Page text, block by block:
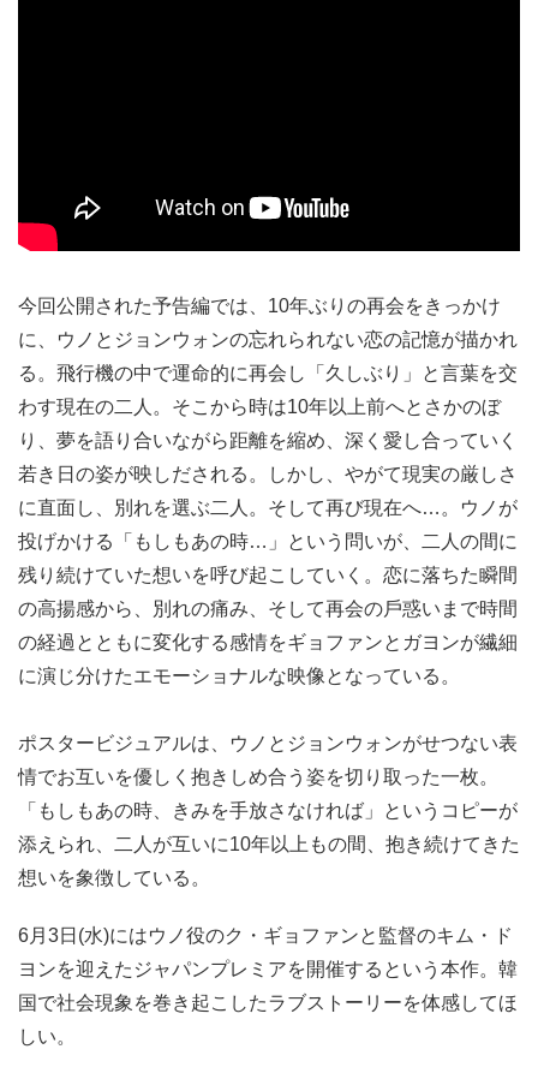
今回公開された予告編では、10年ぶりの再会をきっかけ
に、ウノとジョンウォンの忘れられない恋の記憶が描かれ
る。⾶⾏機の中で運命的に再会し「久しぶり」と⾔葉を交
わす現在の⼆⼈。そこから時は10年以上前へとさかのぼ
り、夢を語り合いながら距離を縮め、深く愛し合っていく
若き⽇の姿が映しだされる。しかし、やがて現実の厳しさ
に直⾯し、別れを選ぶ⼆⼈。そして再び現在へ…。ウノが
投げかける「もしもあの時…」という問いが、⼆⼈の間に
残り続けていた想いを呼び起こしていく。恋に落ちた瞬間
の⾼揚感から、別れの痛み、そして再会の⼾惑いまで時間
の経過とともに変化する感情をギョファンとガヨンが繊細
に演じ分けたエモーショナルな映像となっている。
ポスタービジュアルは、ウノとジョンウォンがせつない表
情でお互いを優しく抱きしめ合う姿を切り取った⼀枚。
「もしもあの時、きみを⼿放さなければ」というコピーが
添えられ、⼆⼈が互いに10年以上もの間、抱き続けてきた
想いを象徴している。
6⽉3⽇(⽔)にはウノ役のク・ギョファンと監督のキム・ド
ヨンを迎えたジャパンプレミアを開催するという本作。韓
国で社会現象を巻き起こしたラブストーリーを体感してほ
しい。